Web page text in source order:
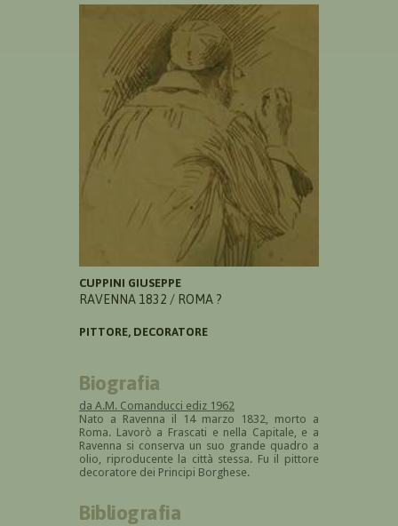
CUPPINI GIUSEPPE
RAVENNA 1832 / ROMA ?
PITTORE, DECORATORE
Biografia
da A.M. Comanducci ediz 1962
Nato a Ravenna il 14 marzo 1832, morto a
Roma. Lavorò a Frascati e nella Capitale, e a
Ravenna si conserva un suo grande quadro a
olio, riproducente la città stessa. Fu il pittore
decoratore dei Principi Borghese.
Bibliografia